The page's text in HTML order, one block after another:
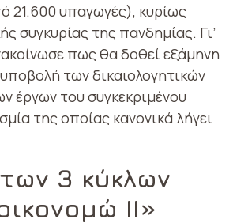
21.600 υπαγωγές), κυρίως
συγκυρίας της πανδημίας. Γι’
πως θα δοθεί εξάμηνη
των δικαιολογητικών
έργων του συγκεκριμένου
της οποίας κανονικά λήγει
3 κύκλων
ΙΙ»